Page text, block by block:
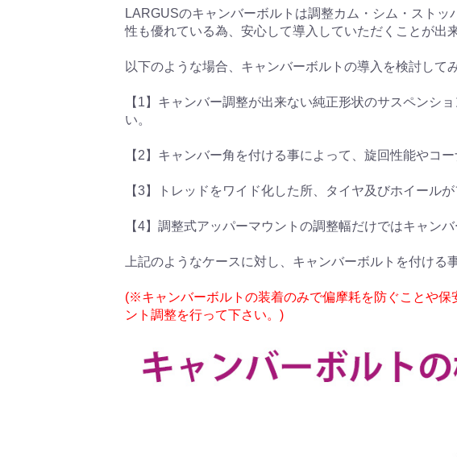
LARGUSのキャンバーボルトは調整カム・シム・スト
性も優れている為、安心して導入していただくことが出来
以下のような場合、キャンバーボルトの導入を検討して
【1】キャンバー調整が出来ない純正形状のサスペンシ
い。
【2】キャンバー角を付ける事によって、旋回性能やコ
【3】トレッドをワイド化した所、タイヤ及びホイール
【4】調整式アッパーマウントの調整幅だけではキャンバ
上記のようなケースに対し、キャンバーボルトを付ける
(※キャンバーボルトの装着のみで偏摩耗を防ぐことや
ント調整を行って下さい。)